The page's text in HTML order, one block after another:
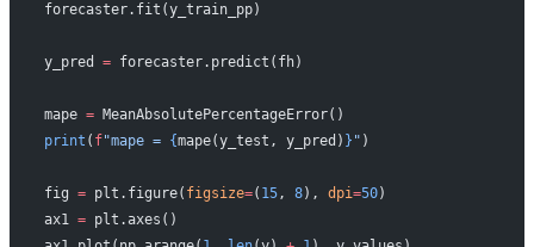
forecaster.fit(y_train_pp)
y_pred = forecaster.predict(fh)
mape = MeanAbsolutePercentageError()
print ( f"mape = {mape(y_test, y_pred) } " )
fig = plt.figure( figsize=( 15, 8), dpi=50)
ax1 = plt.axes()